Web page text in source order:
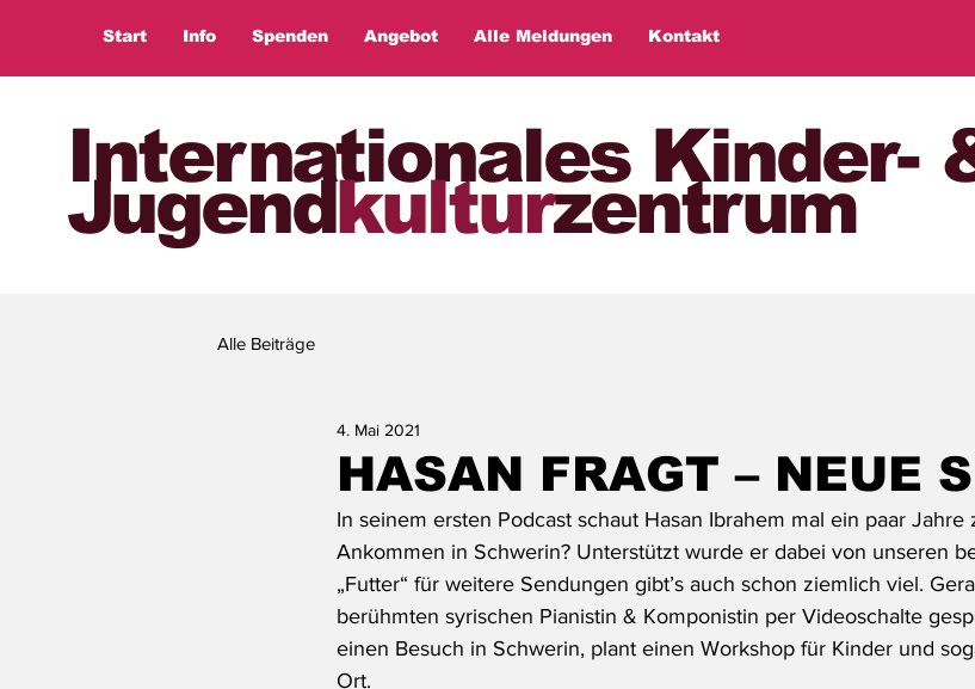
Start Info Spenden Angebot Alle Meldungen Kontakt
Internationales Kinder-
Jugendkulturzentrum
Alle Beiträge
HASAN FRAGT – NEUE
4. Mai 2021
In seinem ersten Podcast schaut Hasan Ibrahem mal ein paar Jahre
Ankommen in Schwerin? Unterstützt wurde er dabei von unseren
„Futter“ für weitere Sendungen gibt’s auch schon ziemlich viel.
berühmten syrischen Pianistin & Komponistin per Videoschalte
einen Besuch in Schwerin, plant einen Workshop für Kinder und
Ort.